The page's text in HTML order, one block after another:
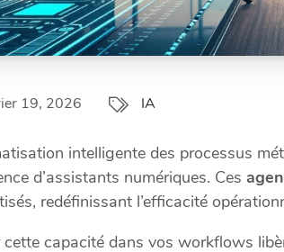
19, 2026 IA
intelligente des processus
d’assistants numériques. Ces
redéfinissant l’efficacité
cette capacité dans vos workflows